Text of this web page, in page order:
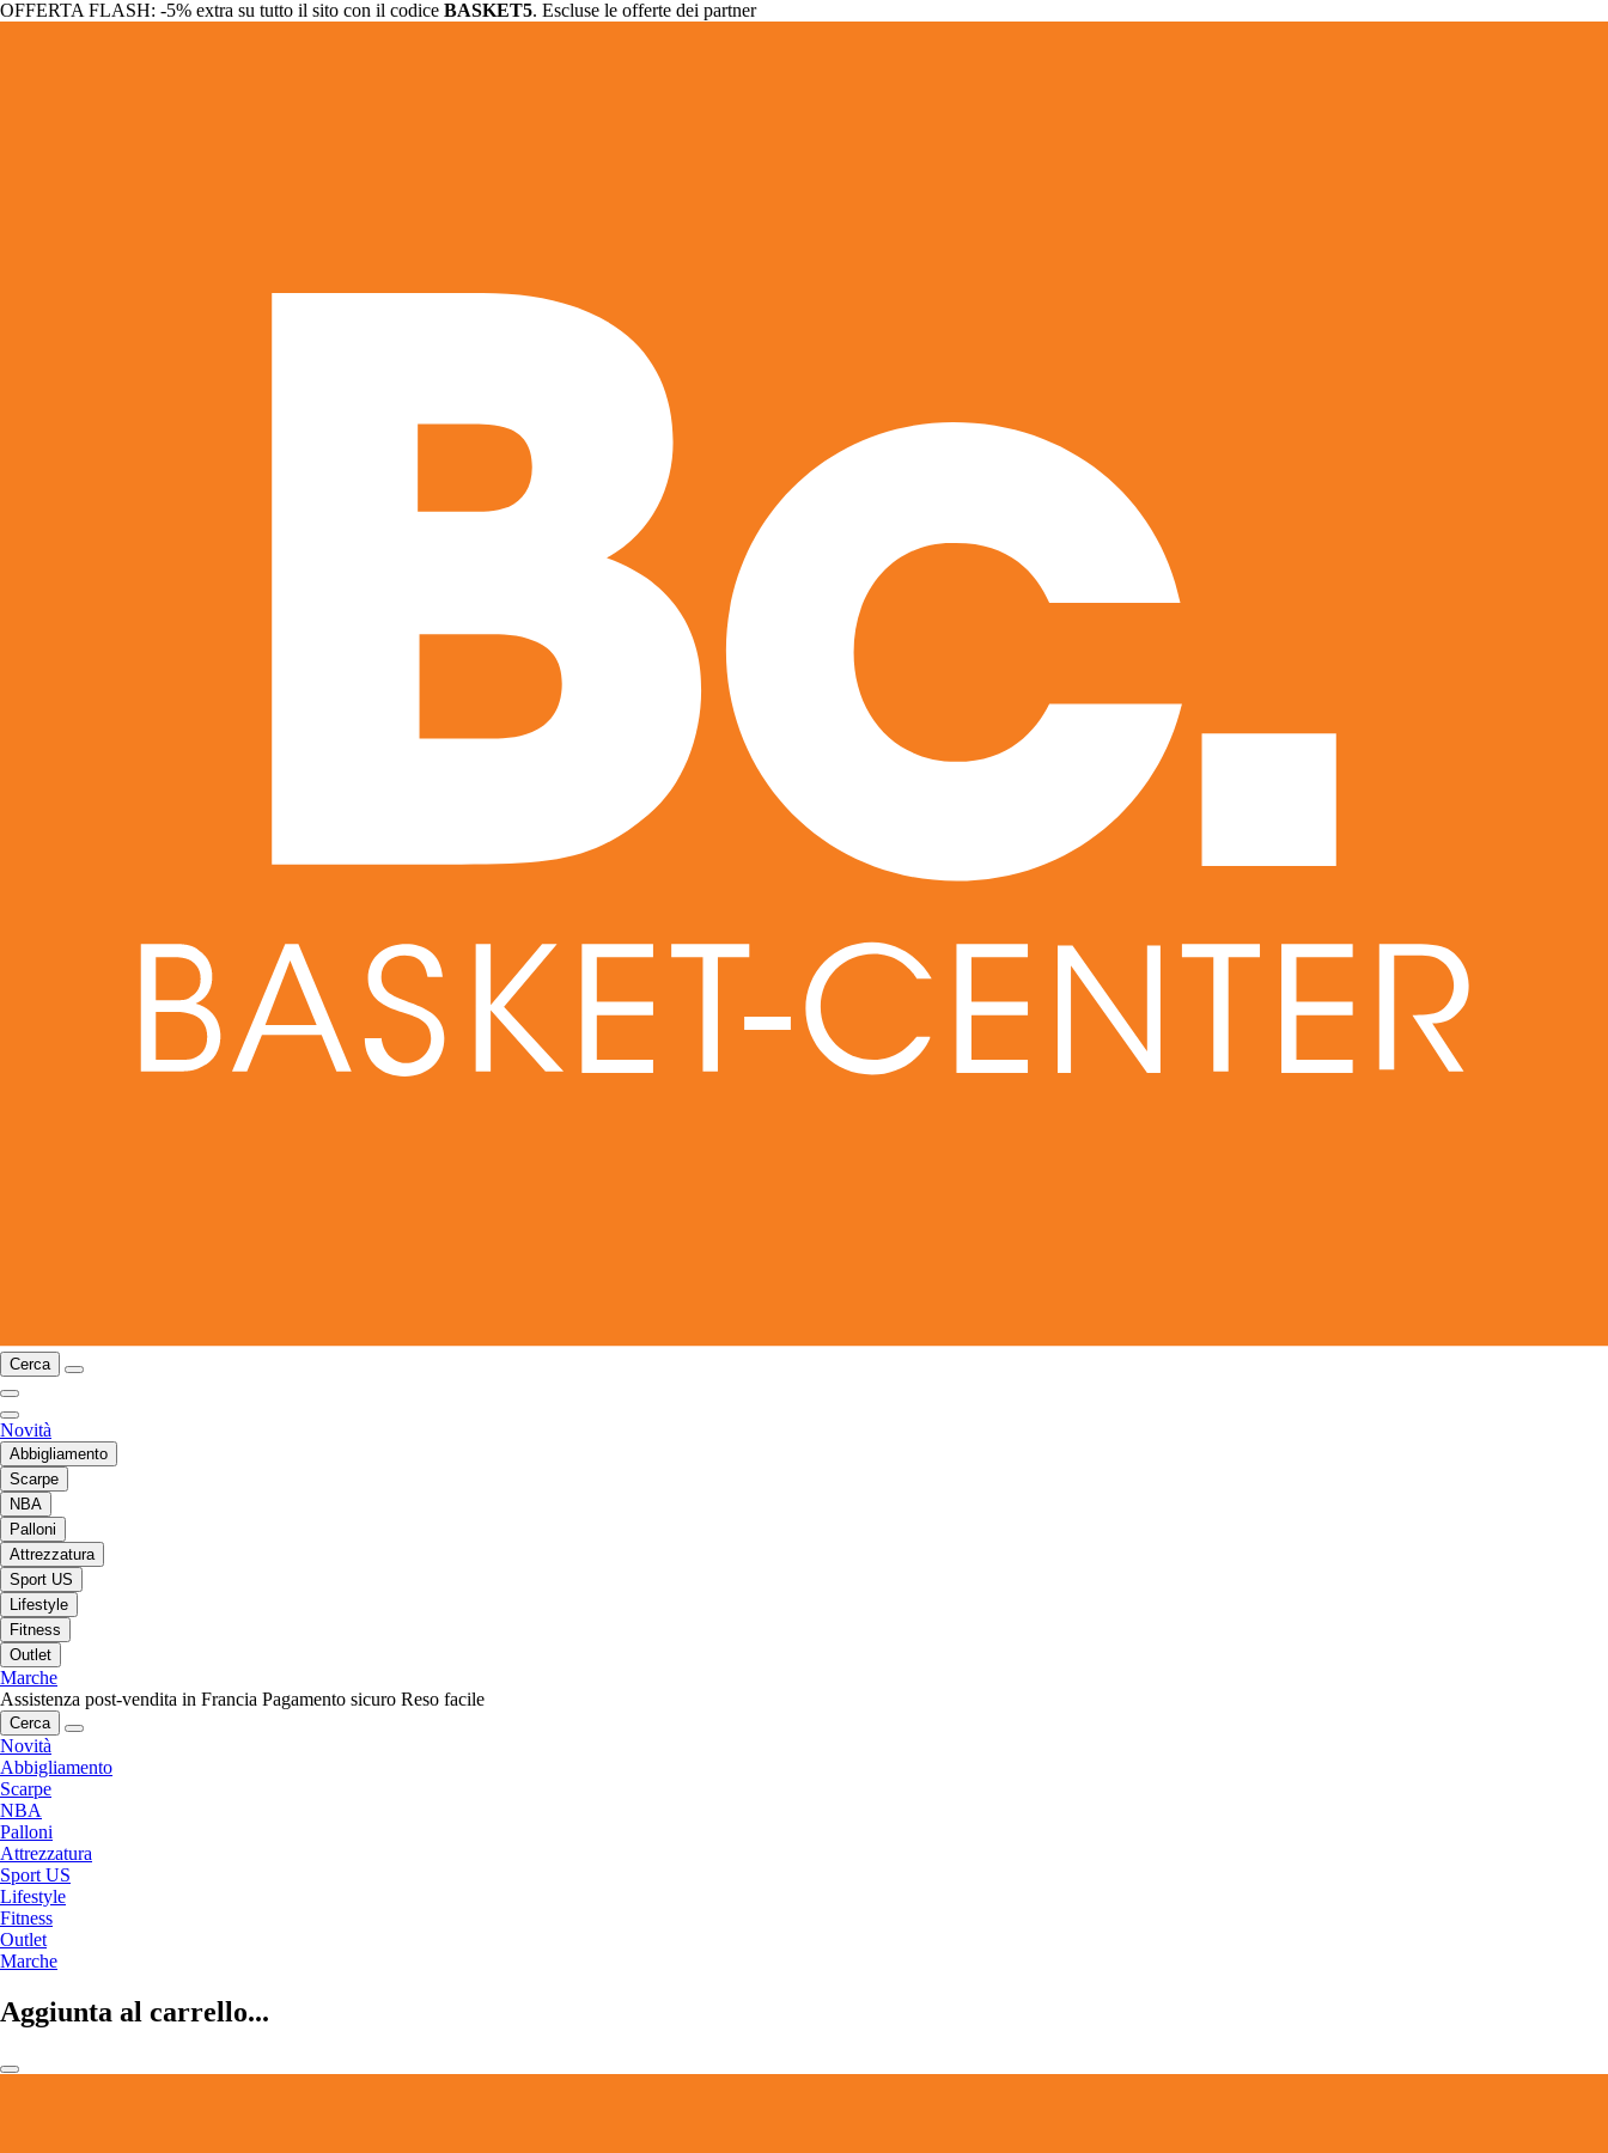
OFFERTA FLASH: -5% extra su tutto il sito con il codice BASKET5. Escluse le offerte dei partner
Cerca
Novità
Abbigliamento
Scarpe
NBA
Palloni
Attrezzatura
Sport US
Lifestyle
Fitness
Outlet
Marche
Assistenza post-vendita in Francia Pagamento sicuro Reso facile
Cerca
Novità
Abbigliamento
Scarpe
NBA
Palloni
Attrezzatura
Sport US
Lifestyle
Fitness
Outlet
Marche
Aggiunta al carrello...